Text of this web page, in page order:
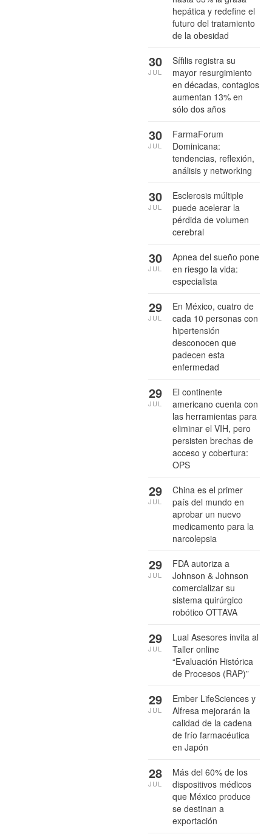
hepática y redefine el
futuro del tratamiento
de la obesidad
Sífilis registra su
mayor resurgimiento
en décadas, contagios
aumentan 13% en
sólo dos años
30
JUL
FarmaForum
Dominicana:
tendencias, reflexión,
análisis y networking
30
JUL
Esclerosis múltiple
puede acelerar la
pérdida de volumen
cerebral
30
JUL
Apnea del sueño pone
en riesgo la vida:
especialista
30
JUL
En México, cuatro de
cada 10 personas con
hipertensión
desconocen que
padecen esta
enfermedad
29
JUL
El continente
americano cuenta con
las herramientas para
eliminar el VIH, pero
persisten brechas de
acceso y cobertura:
OPS
29
JUL
China es el primer
país del mundo en
aprobar un nuevo
medicamento para la
narcolepsia
29
JUL
FDA autoriza a
Johnson & Johnson
comercializar su
sistema quirúrgico
robótico OTTAVA
29
JUL
Lual Asesores invita al
Taller online
“Evaluación Histórica
de Procesos (RAP)”
29
JUL
Ember LifeSciences y
Alfresa mejorarán la
calidad de la cadena
de frío farmacéutica
en Japón
29
JUL
Más del 60% de los
dispositivos médicos
que México produce
se destinan a
exportación
28
JUL